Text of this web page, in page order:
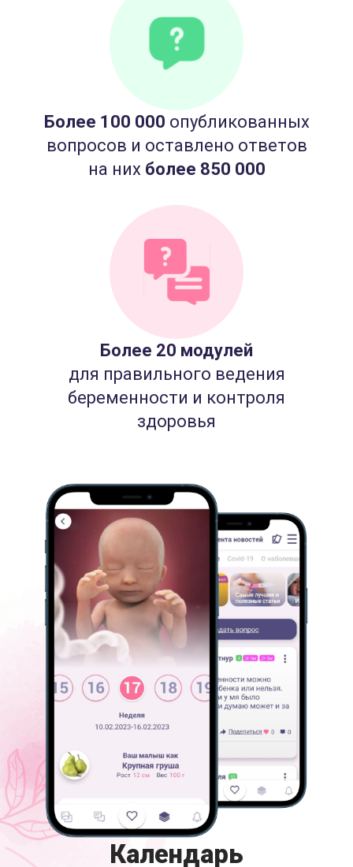
Более 100 000 опубликованных
вопросов и оставлено ответов
на них более 850 000
Более 20 модулей
для правильного ведения
беременности и контроля
здоровья
Календарь